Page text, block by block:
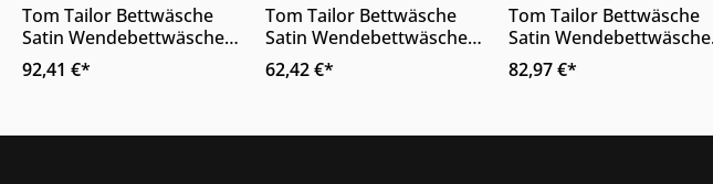
Produkt Anzahl: Gib den gewünschten Wert ein
Tom Tailor Bettwäsche
Satin Wendebettwäsche
Dunkelbraun Beige
Wendemotiv 220 x 200 cm
92,41 €*
Produkt Anzahl: Gib den
Tom Tailor Bettwäsche
Satin Wendebettwäsche
Dunkelgrau Grau
Wendemotiv 220 x 155 cm
62,42 €*
Produkt
Tom Tailor Bettwäsche
Satin Wendebettwäsche
Dunkelgrau Wendemotiv
220 x 200 cm
82,97 €*